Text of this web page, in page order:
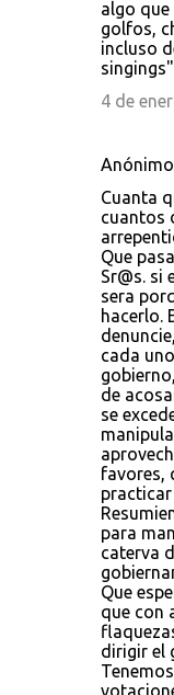
algo
golfos,
incluso
singings"
4 de
Cuanta
cuantos
Que
Sr@s. si
sera
hacerlo.
cada
de
se
favores,
para
caterva
Que
que con
dirigir el